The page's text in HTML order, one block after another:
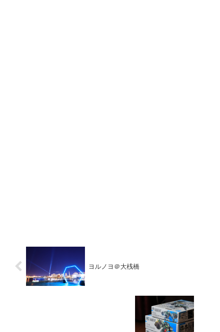
ヨルノヨ＠大桟橋